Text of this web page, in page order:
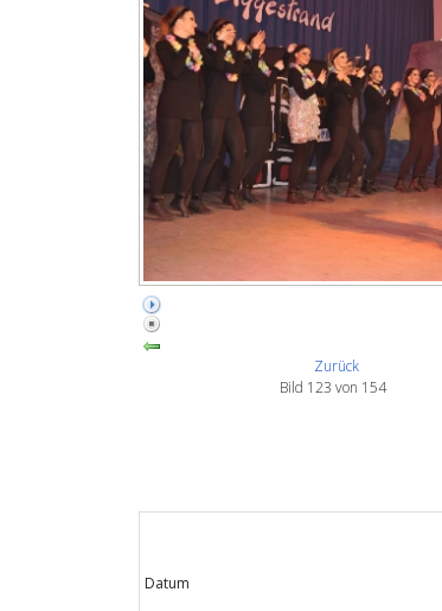
Zurück
Bild 123 von 154
Datum